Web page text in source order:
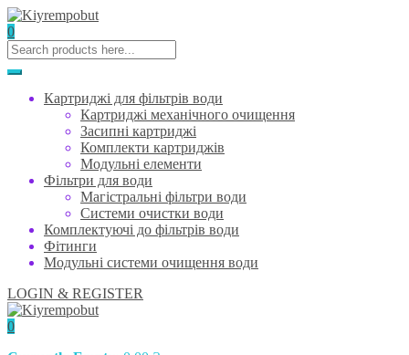
0
Картриджі для фільтрів води
Картриджі механічного очищення
Засипні картриджі
Комплекти картриджів
Модульні елементи
Фільтри для води
Магістральні фільтри води
Системи очистки води
Комплектуючі до фільтрів води
Фітинги
Модульні системи очищення води
LOGIN & REGISTER
0